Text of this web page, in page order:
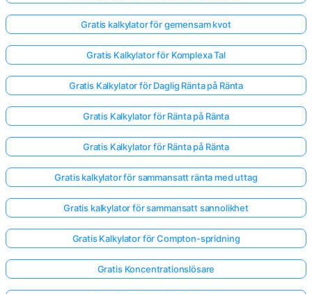
Gratis kalkylator för gemensam kvot
Gratis Kalkylator för Komplexa Tal
Gratis Kalkylator för Daglig Ränta på Ränta
Gratis Kalkylator för Ränta på Ränta
Gratis Kalkylator för Ränta på Ränta
Gratis kalkylator för sammansatt ränta med uttag
Gratis kalkylator för sammansatt sannolikhet
Gratis Kalkylator för Compton-spridning
Gratis Koncentrationslösare